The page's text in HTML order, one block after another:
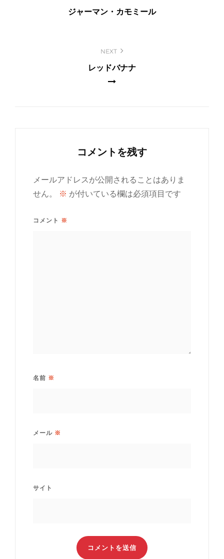
ジャーマン・カモミール
NEXT
レッドバナナ
コメントを残す
メールアドレスが公開されることはありま
せん。
※ が付いている欄は必須項目です
コメント ※
名前 ※
メール ※
サイト